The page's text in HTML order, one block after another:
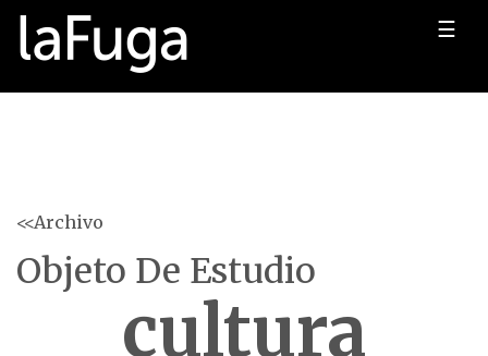
☰
<<Archivo
Objeto De Estudio
cultura